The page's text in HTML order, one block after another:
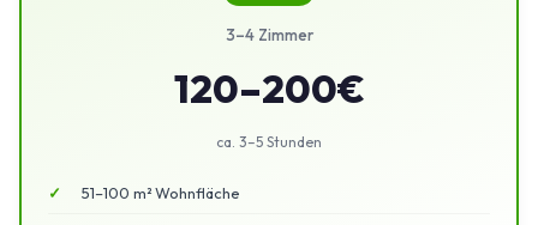
3–4 Zimmer
120–200€
ca. 3–5 Stunden
51–100 m² Wohnfläche